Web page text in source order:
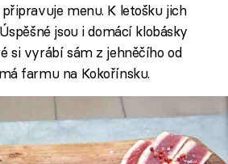
menu. K letošku jich
jsou i domácí klobásky
si vyrábí sám z jehněčího od
farmu na Kokořínsku.